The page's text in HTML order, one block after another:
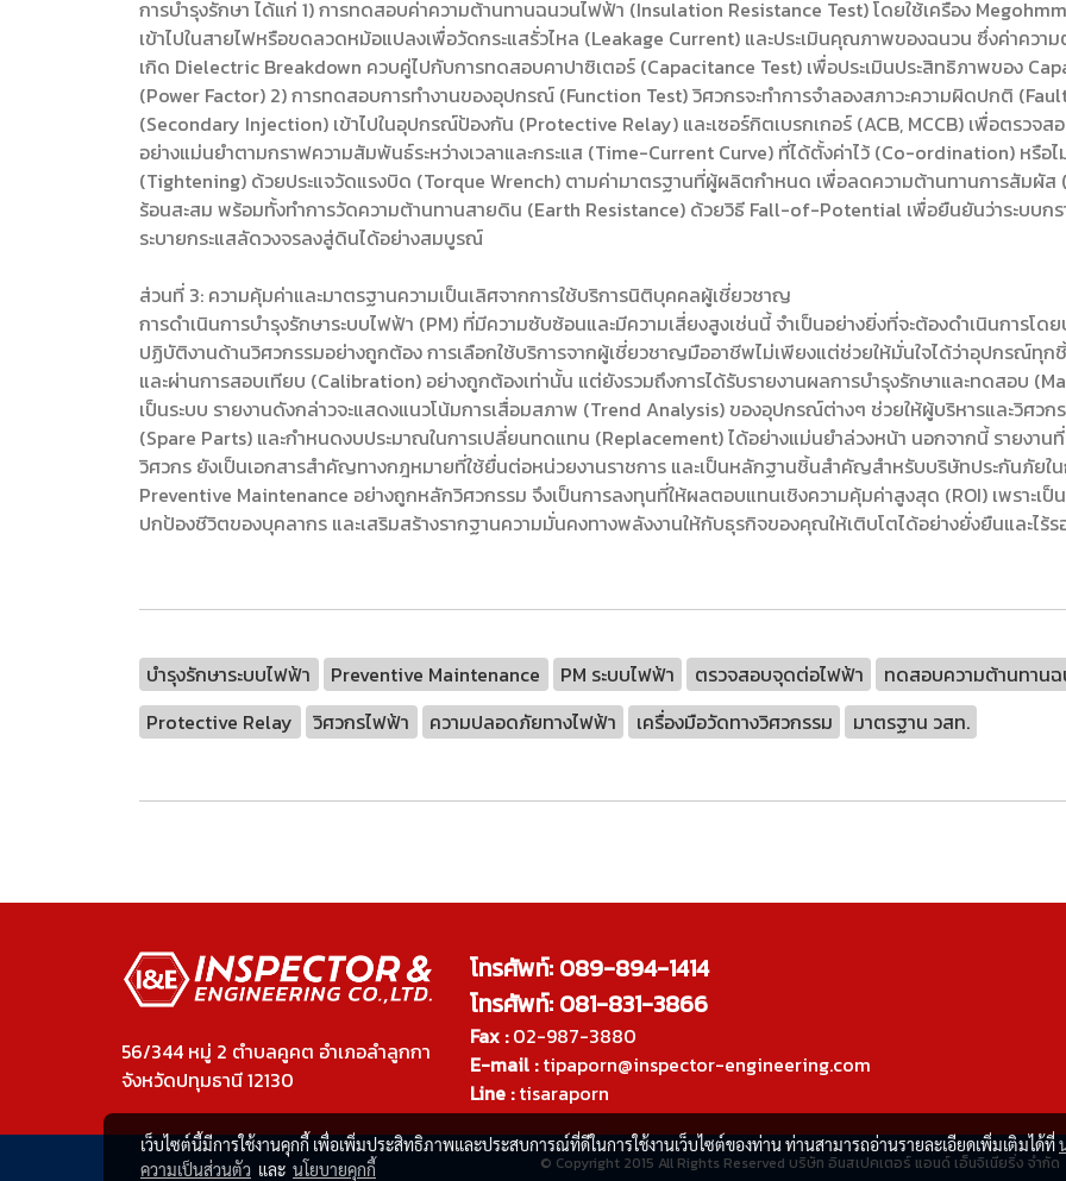
การบำรุงรักษา ได้แก่ 1) การทดสอบค่าความต้านทานฉนวนไฟฟ้า (Insulation Resistance Test) โดยใช้เครื่อง
เข้าไปในสายไฟหรือขดลวดหม้อแปลงเพื่อวัดกระแสรั่วไหล (Leakage Current) และประเมินคุณภาพของฉนวน ซึ่งค่าคว
เกิด Dielectric Breakdown ควบคู่ไปกับการทดสอบคาปาซิเตอร์ (Capacitance Test) เพื่อประเมินประสิทธิภาพของ
(Power Factor) 2) การทดสอบการทำงานของอุปกรณ์ (Function Test) วิศวกรจะทำการจำลองสภาวะความผิดปกติ
(Secondary Injection) เข้าไปในอุปกรณ์ป้องกัน (Protective Relay) และเซอร์กิตเบรกเกอร์ (ACB, MCCB) เพื่อตรวจ
อย่างแม่นยำตามกราฟความสัมพันธ์ระหว่างเวลาและกระแส (Time-Current Curve) ที่ได้ตั้งค่าไว้ (Co-ordination) หรือ
(Tightening) ด้วยประแจวัดแรงบิด (Torque Wrench) ตามค่ามาตรฐานที่ผู้ผลิตกำหนด เพื่อลดความต้านทานการสัมผัส
ร้อนสะสม พร้อมทั้งทำการวัดความต้านทานสายดิน (Earth Resistance) ด้วยวิธี Fall-of-Potential เพื่อยืนยันว่าระบบก
ระบายกระแสลัดวงจรลงสู่ดินได้อย่างสมบูรณ์
ส่วนที่ 3: ความคุ้มค่าและมาตรฐานความเป็นเลิศจากการใช้บริการนิติบุคคลผู้เชี่ยวชาญ
การดำเนินการบำรุงรักษาระบบไฟฟ้า (PM) ที่มีความซับซ้อนและมีความเสี่ยงสูงเช่นนี้ จำเป็นอย่างยิ่งที่จะต้องดำเนินการโ
ปฏิบัติงานด้านวิศวกรรมอย่างถูกต้อง การเลือกใช้บริการจากผู้เชี่ยวชาญมืออาชีพไม่เพียงแต่ช่วยให้มั่นใจได้ว่าอุปกรณ์ทุ
และผ่านการสอบเทียบ (Calibration) อย่างถูกต้องเท่านั้น แต่ยังรวมถึงการได้รับรายงานผลการบำรุงรักษาและทดสอบ
เป็นระบบ รายงานดังกล่าวจะแสดงแนวโน้มการเสื่อมสภาพ (Trend Analysis) ของอุปกรณ์ต่างๆ ช่วยให้ผู้บริหารและวิศวกร
(Spare Parts) และกำหนดงบประมาณในการเปลี่ยนทดแทน (Replacement) ได้อย่างแม่นยำล่วงหน้า นอกจากนี้ รายงา
วิศวกร ยังเป็นเอกสารสำคัญทางกฎหมายที่ใช้ยื่นต่อหน่วยงานราชการ และเป็นหลักฐานชิ้นสำคัญสำหรับบริษัทประกันภัยใ
Preventive Maintenance อย่างถูกหลักวิศวกรรม จึงเป็นการลงทุนที่ให้ผลตอบแทนเชิงความคุ้มค่าสูงสุด (ROI) เพราะเป็
ปกป้องชีวิตของบุคลากร และเสริมสร้างรากฐานความมั่นคงทางพลังงานให้กับธุรกิจของคุณให้เติบโตได้อย่างยั่งยืนและไร้
บำรุงรักษาระบบไฟฟ้า Preventive Maintenance PM ระบบไฟฟ้า ตรวจสอบจุดต่อไฟฟ้า ทดสอบความต้านทาน
Protective Relay
วิศวกรไฟฟ้า ความปลอดภัยทางไฟฟ้า เครื่องมือวัดทางวิศวกรรม มาตรฐาน วสท.
56/344 หมู่ 2 ตำบลคูคต อำเภอลำลูกกา
จังหวัดปทุมธานี 12130
โทรศัพท์: 089-894-1414
โทรศัพท์: 081-831-3866
Fax :02-987-3880
E-mail :tipaporn@inspector-engineering.com
Line :tisaraporn
© Copyright 2015 All Rights Reserved บริษัท อินสเปคเตอร์ แอนด์ เอ็นจิเนียริ่ง จำกัด
เว็บไซต์นี้มีการใช้งานคุกกี้ เพื่อเพิ่มประสิทธิภาพและประสบการณ์ที่ดีในการใช้งานเว็บไซต์ของท่าน ท่านสามารถอ่านรายละเอียดเพิ่มเติมได้ที่
ความเป็นส่วนตัว และ นโยบายคุกกี้